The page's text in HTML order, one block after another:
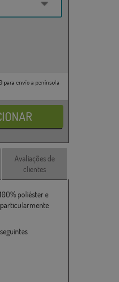
para envío a península
Avaliações de
clientes
poliéster e
particularmente